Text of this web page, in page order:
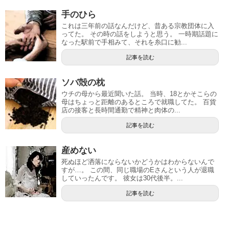
手のひら
これは三年前の話なんだけど、昔ある宗教団体に入
ってた。 その時の話をしようと思う。 一時期話題に
なった駅前で手相みて、それを糸口に勧...
記事を読む
ソバ殻の枕
ウチの母から最近聞いた話。 当時、18とかそこらの
母はちょっと距離のあるところで就職してた。 百貨
店の接客と長時間通勤で精神と肉体の...
記事を読む
産めない
死ぬほど洒落にならないかどうかはわからないんで
すが…。 この間、同じ職場のEさんという人が退職
していったんです。 彼女は30代後半。...
記事を読む